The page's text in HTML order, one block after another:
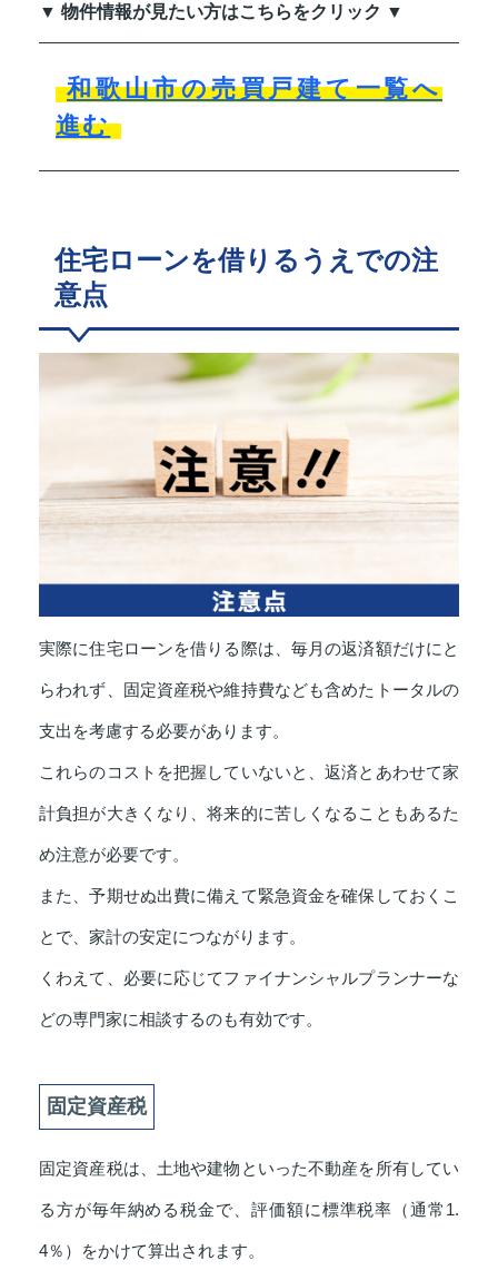
▼ 物件情報が見たい方はこちらをクリック ▼
和歌山市の売買戸建て一覧へ
進む
住宅ローンを借りるうえでの注
意点
実際に住宅ローンを借りる際は、毎月の返済額だけにと
らわれず、固定資産税や維持費なども含めたトータルの
支出を考慮する必要があります。
これらのコストを把握していないと、返済とあわせて家
計負担が大きくなり、将来的に苦しくなることもあるた
め注意が必要です。
また、予期せぬ出費に備えて緊急資金を確保しておくこ
とで、家計の安定につながります。
くわえて、必要に応じてファイナンシャルプランナーな
どの専門家に相談するのも有効です。
固定資産税
固定資産税は、土地や建物といった不動産を所有してい
る方が毎年納める税金で、評価額に標準税率（通常1.
4％）をかけて算出されます。